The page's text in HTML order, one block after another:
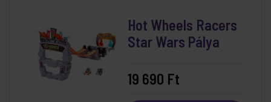
Hot Wheels Racers
Star Wars Pálya
19 690 Ft